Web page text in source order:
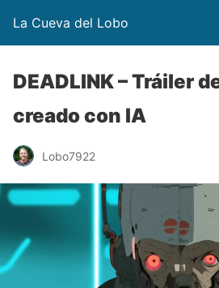
La Cueva del Lobo
DEADLINK – Tráiler
creado con IA
Lobo7922